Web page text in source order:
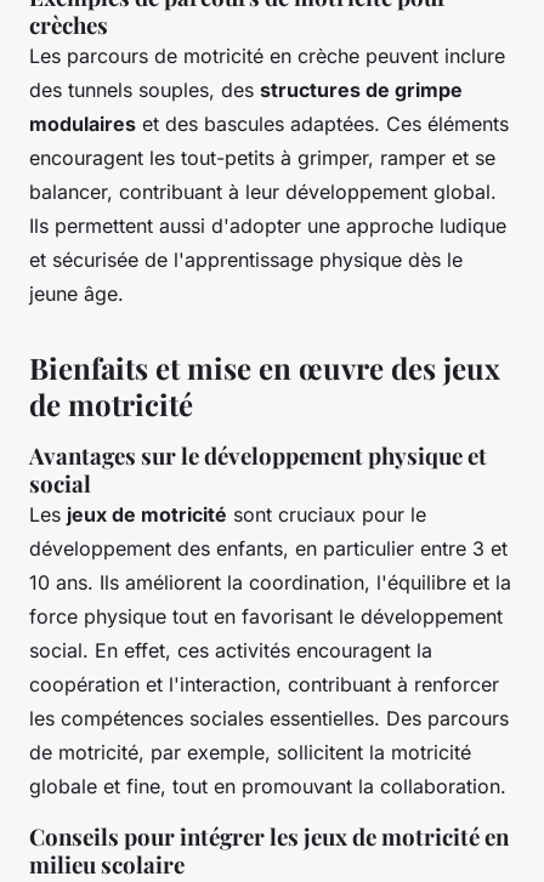
crèches
Les parcours de motricité en crèche peuvent inclure
des tunnels souples, des structures de grimpe
modulaires et des bascules adaptées. Ces éléments
encouragent les tout-petits à grimper, ramper et se
balancer, contribuant à leur développement global.
Ils permettent aussi d'adopter une approche ludique
et sécurisée de l'apprentissage physique dès le
jeune âge.
Bienfaits et mise en œuvre des jeux
de motricité
Avantages sur le développement physique et
social
Les jeux de motricité sont cruciaux pour le
développement des enfants, en particulier entre 3 et
10 ans. Ils améliorent la coordination, l'équilibre et la
force physique tout en favorisant le développement
social. En effet, ces activités encouragent la
coopération et l'interaction, contribuant à renforcer
les compétences sociales essentielles. Des parcours
de motricité, par exemple, sollicitent la motricité
globale et fine, tout en promouvant la collaboration.
Conseils pour intégrer les jeux de motricité en
milieu scolaire